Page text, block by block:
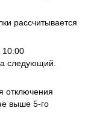
рассчитывается
10:00
следующий.
отключения
выше 5-го